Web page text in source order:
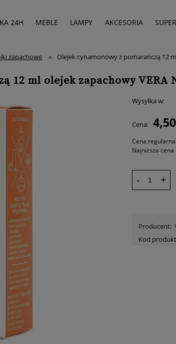
24H MEBLE LAMPY AKCESORIA
zapachowe » Olejek cynamonowy z pomarańczą 12
12 ml olejek zapachowy VERA
Wysyłka w:
Cena:
Cena regularna:
Najniższa
- +
Producent:
Kod